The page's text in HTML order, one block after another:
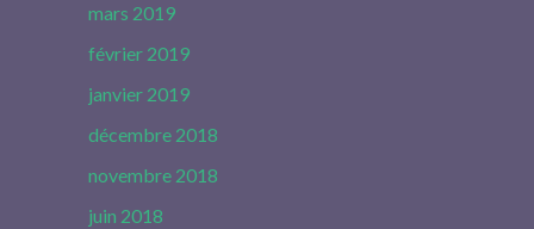
mars 2019
février 2019
janvier 2019
décembre 2018
novembre 2018
juin 2018